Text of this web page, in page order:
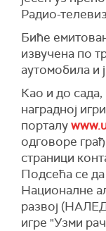
Радио-
Биће
извучена по
аутомобила и
Као и до сада,
наградној
порталу
одговоре
страници
Подсећа се
Националне
развој
игре "Узми